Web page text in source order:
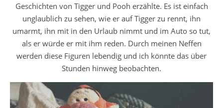
Geschichten von Tigger und Pooh erzählte. Es ist einfach
unglaublich zu sehen, wie er auf Tigger zu rennt, ihn
umarmt, ihn mit in den Urlaub nimmt und im Auto so tut,
als er würde er mit ihm reden. Durch meinen Neffen
werden diese Figuren lebendig und ich könnte das über
Stunden hinweg beobachten.